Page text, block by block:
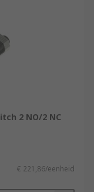
2 NO/2 NC
€ 221,86/eenheid